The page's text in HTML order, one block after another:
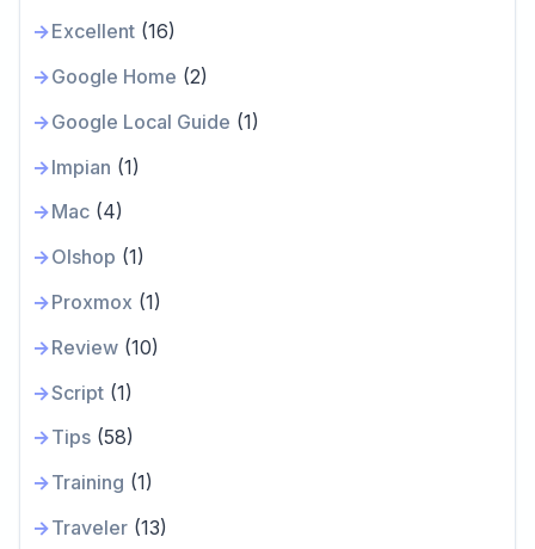
Excellent(16)
Google Home (2)
Google Local Guide (1)
Impian (1)
Mac(4)
Olshop (1)
Proxmox (1)
Review(10)
Script(1)
Tips(58)
Training (1)
Traveler(13)